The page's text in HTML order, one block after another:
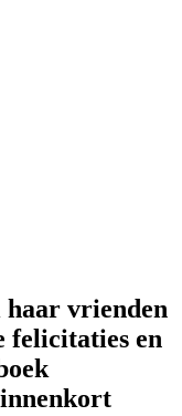
vrienden
felicitaties en